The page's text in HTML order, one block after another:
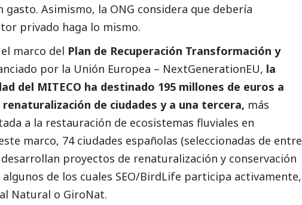
gasto. Asimismo, la ONG considera que debería
privado haga lo mismo.
marco del Plan de Recuperación Transformación y
por la Unión Europea – NextGenerationEU, la
del MITECO ha destinado 195 millones de euros a
de ciudades y a una tercera, más
a la restauración de ecosistemas fluviales en
marco, 74 ciudades españolas (seleccionadas de entre
proyectos de renaturalización y conservación
de los cuales SEO/BirdLife participa activamente,
Natural o GiroNat.